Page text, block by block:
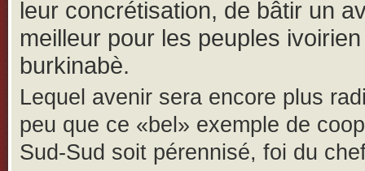
leur concrétisation, de bâtir un
meilleur pour les peuples
burkinabè.
Lequel avenir sera encore plus
peu que ce «bel» exemple de
Sud-Sud soit pérennisé, foi du